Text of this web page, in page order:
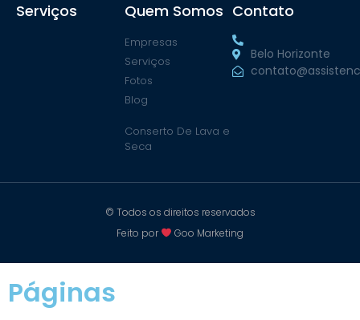
Serviços Quem Somos
Empresas
Serviços
Fotos
Blog
Conserto De Lava e
Seca
Contato
Belo Horizonte
© Todos os direitos reservados
Feito por
Goo Marketing
Páginas